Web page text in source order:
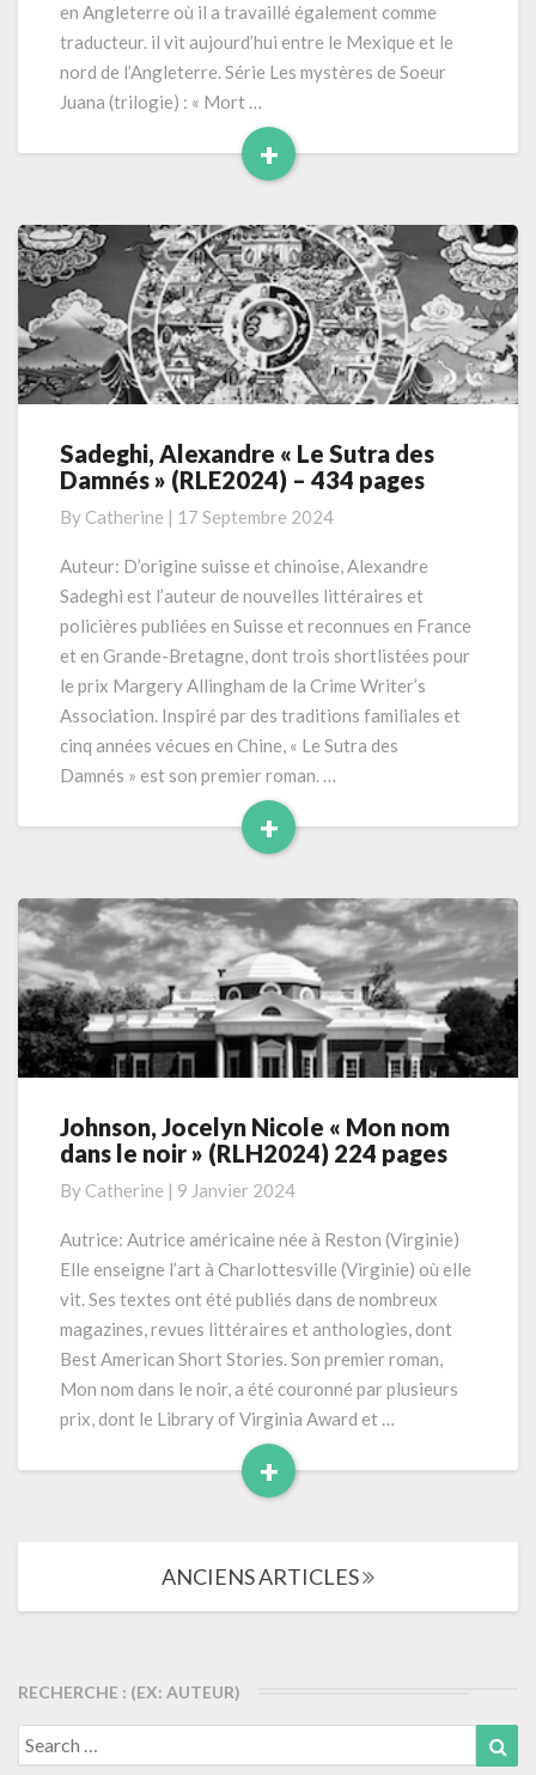
Série
Les
mystères
de
Juana
1)
en Angleterre où il a travaillé également comme
traducteur. il vit aujourd’hui entre le Mexique et le
nord de l’Angleterre. Série Les mystères de Soeur
Juana (trilogie) : « Mort …
+
Read
Sadeghi,
Alexandre
Sutra
des
(RLE2024)
–
434
pages
Sadeghi, Alexandre « Le Sutra des
Damnés » (RLE2024) – 434 pages
By Catherine | 17 Septembre 2024
Auteur: D’origine suisse et chinoise, Alexandre
Sadeghi est l’auteur de nouvelles littéraires et
policières publiées en Suisse et reconnues en France
et en Grande-Bretagne, dont trois shortlistées pour
le prix Margery Allingham de la Crime Writer’s
Association. Inspiré par des traditions familiales et
cinq années vécues en Chine, « Le Sutra des
Damnés » est son premier roman. …
+
Read
Johnson,
Jocelyn
« Mon
nom
le
noir »
(RLH2024)
224
pages
Johnson, Jocelyn Nicole « Mon nom
dans le noir » (RLH2024) 224 pages
By Catherine | 9 Janvier 2024
Autrice: Autrice américaine née à Reston (Virginie)
Elle enseigne l’art à Charlottesville (Virginie) où elle
vit. Ses textes ont été publiés dans de nombreux
magazines, revues littéraires et anthologies, dont
Best American Short Stories. Son premier roman,
Mon nom dans le noir, a été couronné par plusieurs
prix, dont le Library of Virginia Award et …
+
Read
les
ANCIENS ARTICLES
RECHERCHE : (EX: AUTEUR)
Search
for: